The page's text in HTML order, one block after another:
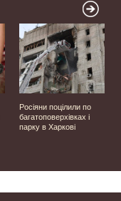
Росіяни поцілили по
багатоповерхівках і
парку в Харкові